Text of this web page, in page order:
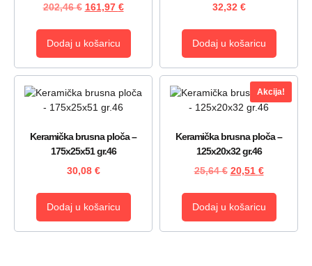
202,46€ 161,97 €
Dodaj u košaricu
32,32 €
Dodaj u košaricu
Keramička brusna ploča –
175x25x51 gr.46
30,08 €
Dodaj u košaricu
Akcija!
Keramička brusna ploča –
125x20x32 gr.46
25,64€ 20,51 €
Dodaj u košaricu